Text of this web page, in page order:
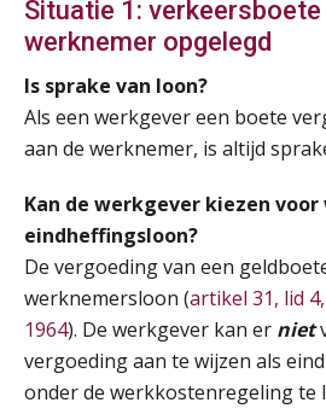
Situatie 1:
werknemer opgelegd
Is sprake van loon?
Als een werkgever een boete
aan de werknemer, is altijd
Kan de werkgever kiezen
eindheffingsloon?
De vergoeding van een
werknemersloon (artikel 31, lid
1964). De werkgever kan er niet
vergoeding aan te wijzen als
onder de werkkostenregeling te
25
AUG
MOCuitgevers
25
25
AUG
MOCuitgevers
25
AUG
MOCuitgevers